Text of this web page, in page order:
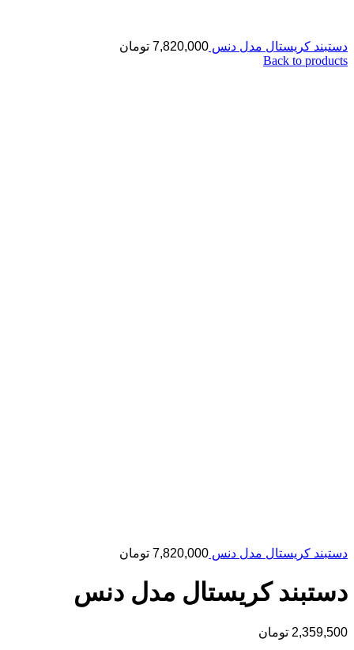
دستبند کریستال مدل دنس 7,820,000 تومان
Back to products
دستبند کریستال مدل دنس 7,820,000 تومان
دستبند کریستال مدل دنس
2,359,500 تومان